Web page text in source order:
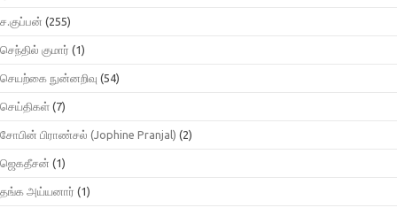
ச.குப்பன் (255)
செந்தில் குமார் (1)
செயற்கை நுன்னறிவு (54)
செய்திகள் (7)
சோபின் பிராண்சல் (Jophine Pranjal) (2)
ஜெகதீசன் (1)
தங்க அய்யனார் (1)